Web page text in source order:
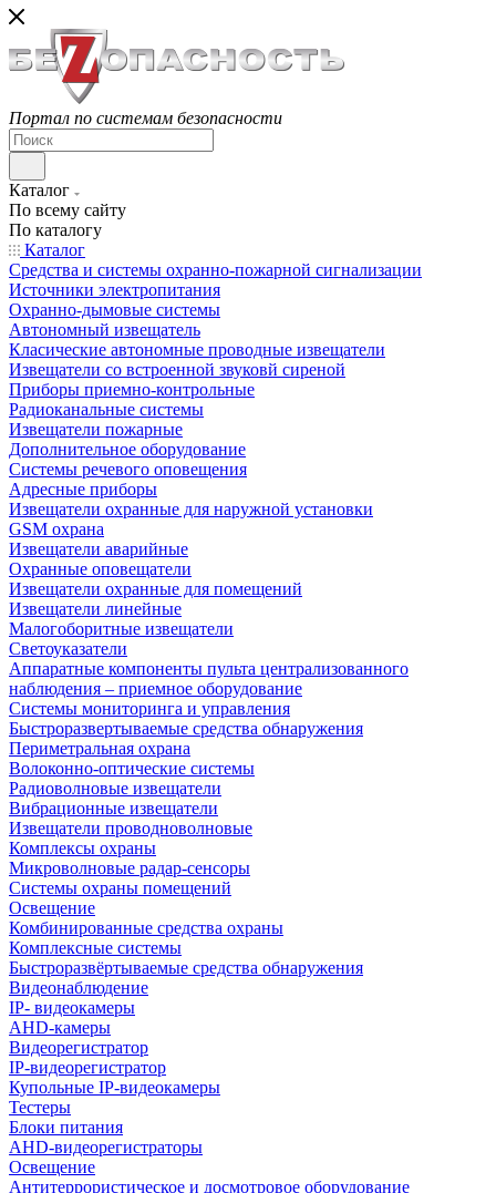
Портал по системам безопасности
Каталог
По всему сайту
По каталогу
Каталог
Средства и системы охранно-пожарной сигнализации
Источники электропитания
Охранно-дымовые системы
Автономный извещатель
Класические автономные проводные извещатели
Извещатели со встроенной звуковй сиреной
Приборы приемно-контрольные
Радиоканальные системы
Извещатели пожарные
Дополнительное оборудование
Системы речевого оповещения
Адресные приборы
Извещатели охранные для наружной установки
GSM охрана
Извещатели аварийные
Охранные оповещатели
Извещатели охранные для помещений
Извещатели линейные
Малогоборитные извещатели
Светоуказатели
Аппаратные компоненты пульта централизованного
наблюдения – приемное оборудование
Системы мониторинга и управления
Быстроразвертываемые средства обнаружения
Периметральная охрана
Волоконно-оптические системы
Радиоволновые извещатели
Вибрационные извещатели
Извещатели проводноволновые
Комплексы охраны
Микроволновые радар-сенсоры
Системы охраны помещений
Освещение
Комбинированные средства охраны
Комплексные системы
Быстроразвёртываемые средства обнаружения
Видеонаблюдение
IP- видеокамеры
AHD-камеры
Видеорегистратор
IP-видеорегистратор
Купольные IP-видеокамеры
Тестеры
Блоки питания
AHD-видеорегистраторы
Освещение
Антитеррористическое и досмотровое оборудование